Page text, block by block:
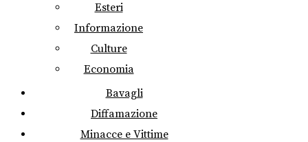
Esteri
Informazione
Culture
Economia
Bavagli
Diffamazione
Minacce e Vittime